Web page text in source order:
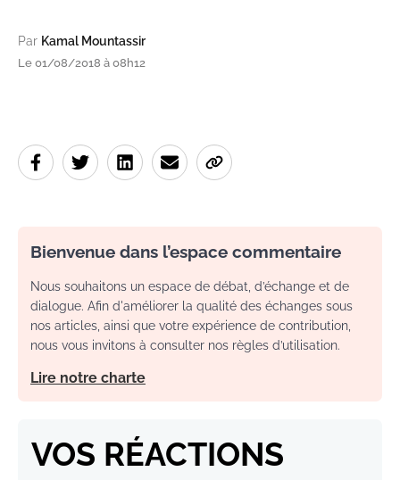
Par Kamal Mountassir
Le 01/08/2018 à 08h12
Bienvenue dans l’espace commentaire
Nous souhaitons un espace de débat, d’échange et de
dialogue. Afin d'améliorer la qualité des échanges sous
nos articles, ainsi que votre expérience de contribution,
nous vous invitons à consulter nos règles d’utilisation.
Lire notre charte
VOS RÉACTIONS